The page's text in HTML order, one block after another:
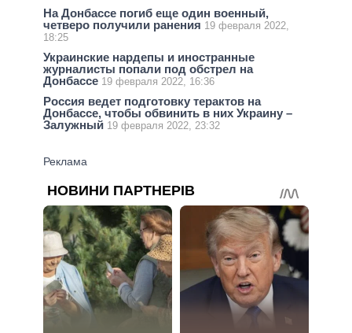
На Донбассе погиб еще один военный,
четверо получили ранения 19 февраля 2022,
18:25
Украинские нардепы и иностранные
журналисты попали под обстрел на
Донбассе 19 февраля 2022, 16:36
Россия ведет подготовку терактов на
Донбассе, чтобы обвинить в них Украину –
Залужный 19 февраля 2022, 23:32